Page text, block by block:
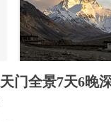
门全景7天6晚